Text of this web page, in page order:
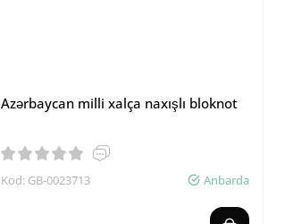
Azərbaycan milli xalça naxışlı bloknot
Kod: GB-0023713 Anbarda